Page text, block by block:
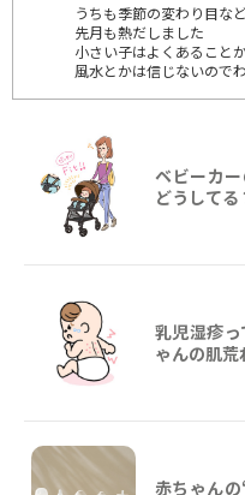
うちも季節の変わり目な
先月も熱だしました
小さい子はよくあること
風水とかは信じないので
ベビーカ
どうしてる
乳児湿疹
ゃんの肌
赤ちゃん